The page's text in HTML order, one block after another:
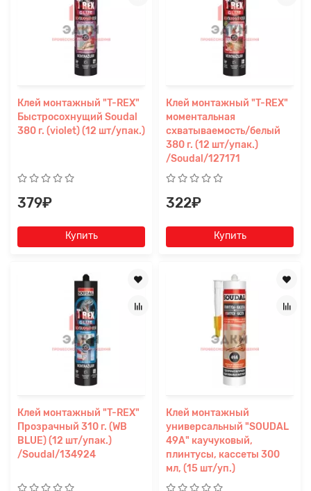
Клей монтажный "T-REX"
Быстросохнущий Soudal
380 г. (violet) (12 шт/упак.)
379₽
Купить
Клей монтажный "T-REX"
моментальная
схватываемость/белый
380 г. (12 шт/упак.)
/Soudal/127171
322₽
Купить
Клей монтажный "T-REX"
Прозрачный 310 г. (WB
BLUE) (12 шт/упак.)
/Soudal/134924
Клей монтажный
универсальный "SOUDAL
49А" каучуковый,
плинтусы, кассеты 300
мл, (15 шт/уп.)